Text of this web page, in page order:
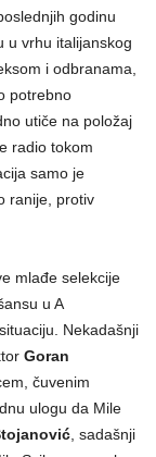
godinu
u vrhu italijanskog
i odbranama,
potrebno
utiče na položaj
radio tokom
samo je
ranije, protiv
mlađe selekcije
u A
Nekadašnji
Goran
čuvenim
ulogu da Mile
, sadašnji